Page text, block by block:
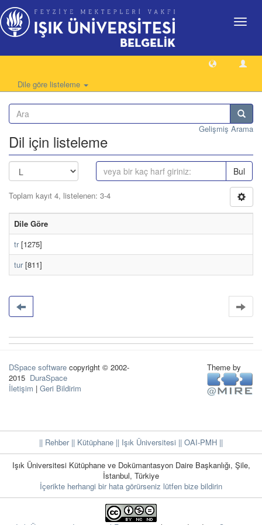
Geçiş
Dile göre listeleme
Gelişmiş Arama
Dil için listeleme
Bul
Toplam kayıt 4, listelenen: 3-4
Dile Göre
tr[1275]
tur[811]
DSpace software copyright © 2002-
2015 DuraSpace
İletişim | Geri Bildirim
Theme by
|| Rehber|| Kütüphane || Işık Üniversitesi || OAI-PMH ||
Işık Üniversitesi Kütüphane ve Dokümantasyon Daire Başkanlığı, Şile,
İstanbul, Türkiye
İçerikte herhangi bir hata görürseniz lütfen bize bildirin